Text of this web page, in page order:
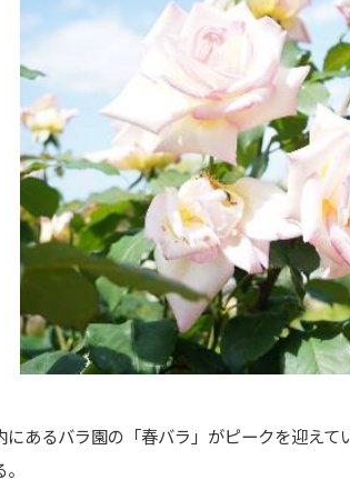
あるバラ園の「春バラ 」がピークを迎え